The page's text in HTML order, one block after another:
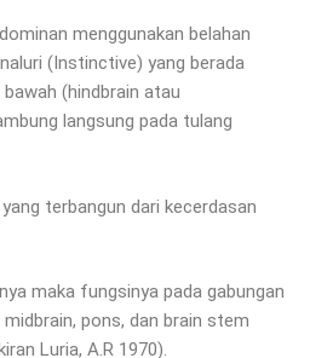
menggunakan belahan
(Instinctive) yang berada
(hindbrain atau
langsung pada tulang
terbangun dari kecerdasan
maka fungsinya pada gabungan
pons, dan brain stem
Luria, A.R 1970).